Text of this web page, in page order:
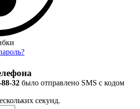
32 было отправлено SMS с кодом
секунд.